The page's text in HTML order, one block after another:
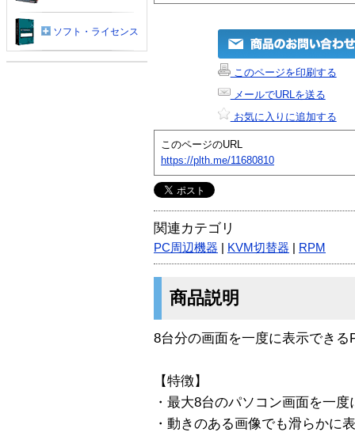
このページを印刷する
メールでURLを送る
お気に入りに追加する
このページのURL
https://plth.me/11680810
関連カテゴリ
PC周辺機器 KVM切替器 RPM
商品説明
8台分の画面を一度に表示できる
【特徴】
・最大8台のパソコン画面を一
・動きのある画像でも滑らかに
ソフト・ライセンス